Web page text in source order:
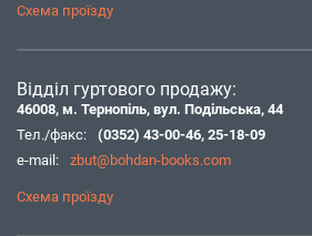
Схема проїзду
Відділ гуртового продажу:
46008, м. Тернопіль, вул. Подільська, 44
Тел./факс:
(0352) 43-00-46, 25-18-09
e-mail:
zbut@bohdan-books.com
Схема проїзду